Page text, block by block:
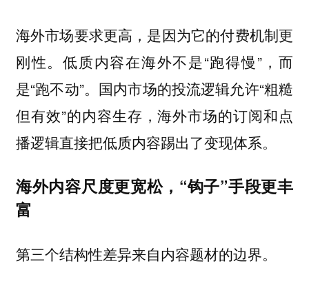
海外市场要求更高，是因为它的付费机制更
刚性。低质内容在海外不是“跑得慢”，而
是“跑不动”。国内市场的投流逻辑允许“粗糙
但有效”的内容生存，海外市场的订阅和点
播逻辑直接把低质内容踢出了变现体系。
海外内容尺度更宽松，“钩子”手段更丰
富
第三个结构性差异来自内容题材的边界。